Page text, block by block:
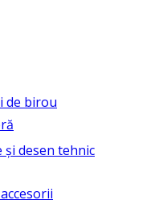
de birou
desen tehnic